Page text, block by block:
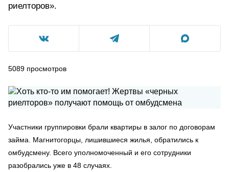
риелторов».
5089 просмотров
Участники группировки брали квартиры в залог по договорам
займа. Магнитогорцы, лишившиеся жилья, обратились к
омбудсмену. Всего уполномоченный и его сотрудники
разобрались уже в 48 случаях.